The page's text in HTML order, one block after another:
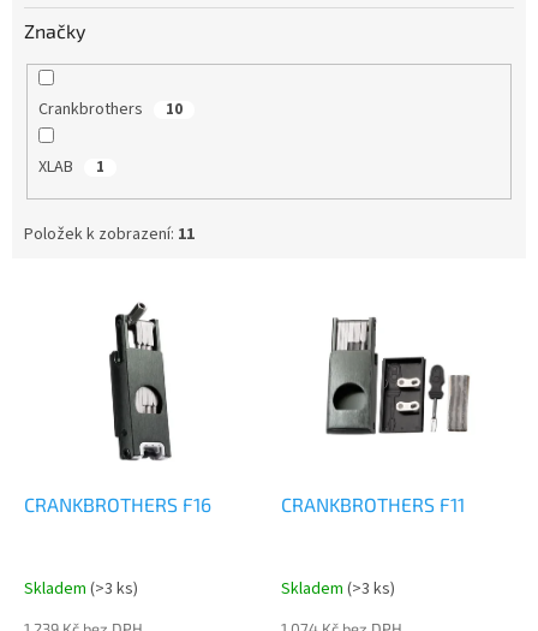
Značky
Crankbrothers 10
XLAB 1
Položek k zobrazení: 11
CRANKBROTHERS F16
Skladem (>3 ks)
CRANKBROTHERS F11
Skladem (>3 ks)